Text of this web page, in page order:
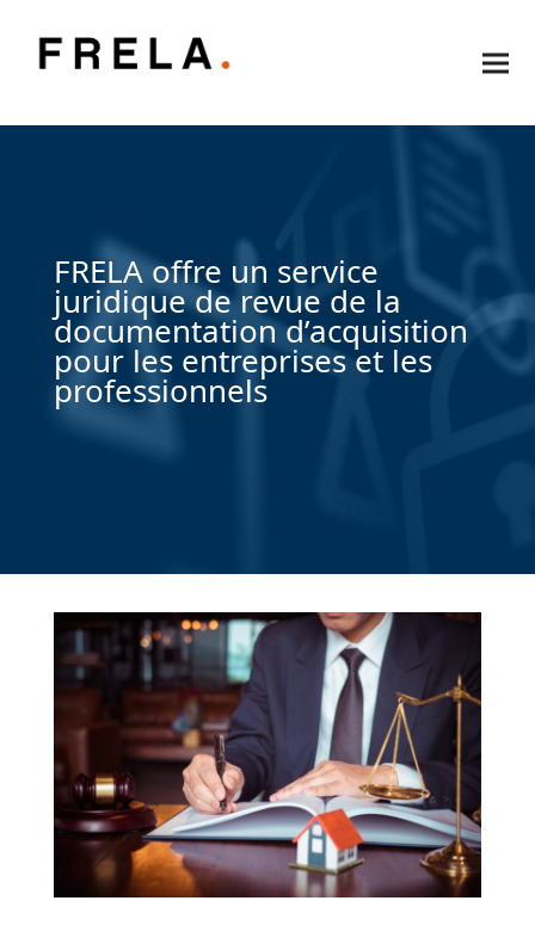
FRELA offre un service
juridique de revue de la
documentation d’acquisition
pour les entreprises et les
professionnels